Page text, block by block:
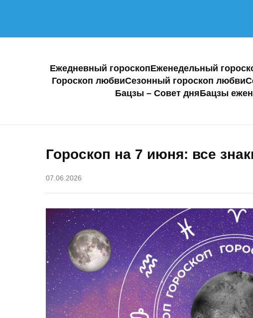
Ежедневный гороскопЕженедельный
Гороскоп любвиСезонный гороскоп любви
Бацзы – Совет дняБацзы
Гороскоп на 7 июня: все
07.06.2026